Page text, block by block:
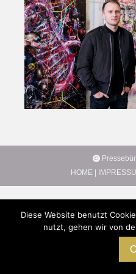
HOME |
Diese Website benutzt
nutzt, gehen wir von